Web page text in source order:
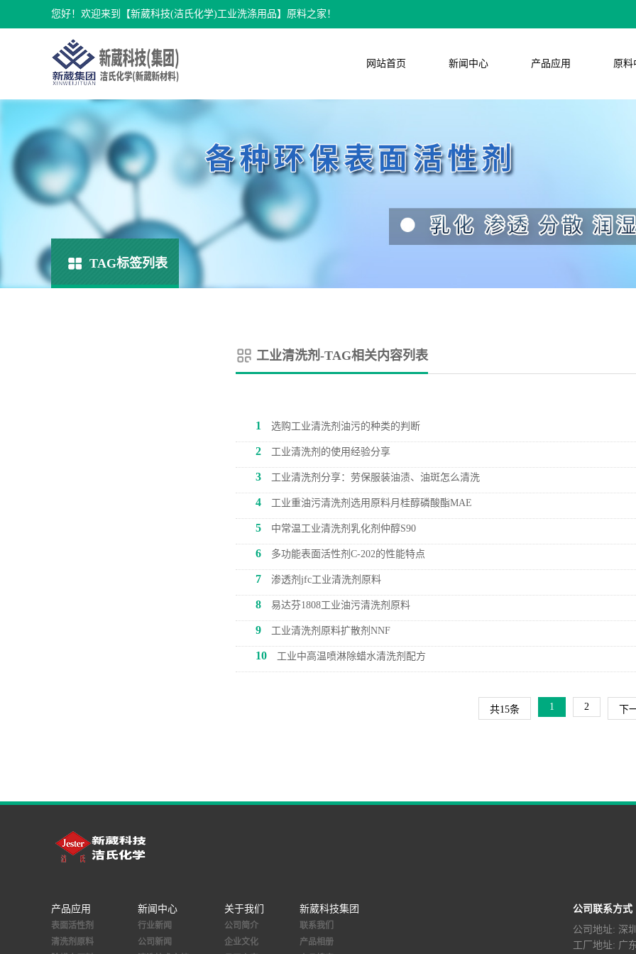
您好！欢迎来到【新葳科技(洁氏化学)工业洗涤用品】原料之家！
网站首页 新闻中心 产品应用 原料
TAG标签列表
工业清洗剂-TAG相关内容列表
1 选购工业清洗剂油污的种类的判断
2 工业清洗剂的使用经验分享
3 工业清洗剂分享：劳保服装油渍、油斑怎么清洗
4 工业重油污清洗剂选用原料月桂醇磷酸酯MAE
5 中常温工业清洗剂乳化剂仲醇S90
6 多功能表面活性剂C-202的性能特点
7 渗透剂jfc工业清洗剂原料
8 易达芬1808工业油污清洗剂原料
9 工业清洗剂原料扩散剂NNF
10 工业中高温喷淋除蜡水清洗剂配方
共15条 1 2 下
产品应用
表面活性剂
清洗剂原料
新闻中心
行业新闻
公司新闻
关于我们
公司简介
企业文化
新葳科技集团
联系我们
产品相册
公司联系方式
公司地址: 深
工厂地址: 广